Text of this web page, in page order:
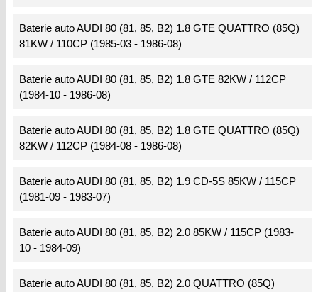
Baterie auto AUDI 80 (81, 85, B2) 1.8 GTE QUATTRO (85Q)
81KW / 110CP (1985-03 - 1986-08)
Baterie auto AUDI 80 (81, 85, B2) 1.8 GTE 82KW / 112CP
(1984-10 - 1986-08)
Baterie auto AUDI 80 (81, 85, B2) 1.8 GTE QUATTRO (85Q)
82KW / 112CP (1984-08 - 1986-08)
Baterie auto AUDI 80 (81, 85, B2) 1.9 CD-5S 85KW / 115CP
(1981-09 - 1983-07)
Baterie auto AUDI 80 (81, 85, B2) 2.0 85KW / 115CP (1983-
10 - 1984-09)
Baterie auto AUDI 80 (81, 85, B2) 2.0 QUATTRO (85Q)